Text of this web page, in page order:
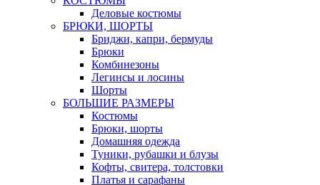
Деловые костюмы
БРЮКИ, ШОРТЫ
Бриджи, капри, бермуды
Брюки
Комбинезоны
Легинсы и лосины
Шорты
БОЛЬШИЕ РАЗМЕРЫ
Костюмы
Брюки, шорты
Домашняя одежда
Туники, рубашки и блузы
Кофты, свитера, толстовки
Платья и сарафаны